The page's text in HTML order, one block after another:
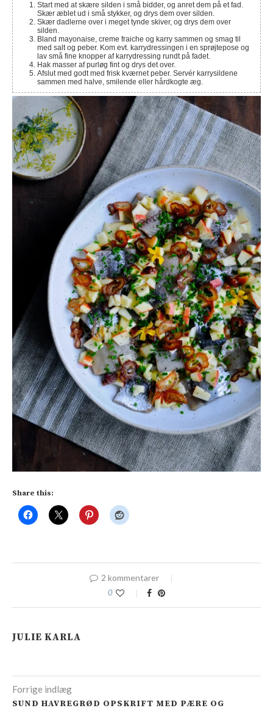
Start med at skære silden i små bidder, og anret dem på et fad.
Skær æblet ud i små stykker, og drys dem over silden.
Skær dadlerne over i meget tynde skiver, og drys dem over
silden.
Bland mayonaise, creme fraiche og karry sammen og smag til
med salt og peber. Kom evt. karrydressingen i en sprøjtepose og
lav små fine knopper af karrydressing rundt på fadet.
Hak masser af purløg fint og drys det over.
Afslut med godt med frisk kværnet peber. Servér karrysildene
sammen med halve, smilende eller hårdkogte æg.
Share this:
2 kommentarer
0
JULIE KARLA
Forrige indlæg
SUND HAVREGRØD OPSKRIFT MED PÆRE OG